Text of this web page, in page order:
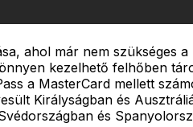
ahol már nem szükséges
kezelhető felhőben
a MasterCard mellett
Királyságban és
és